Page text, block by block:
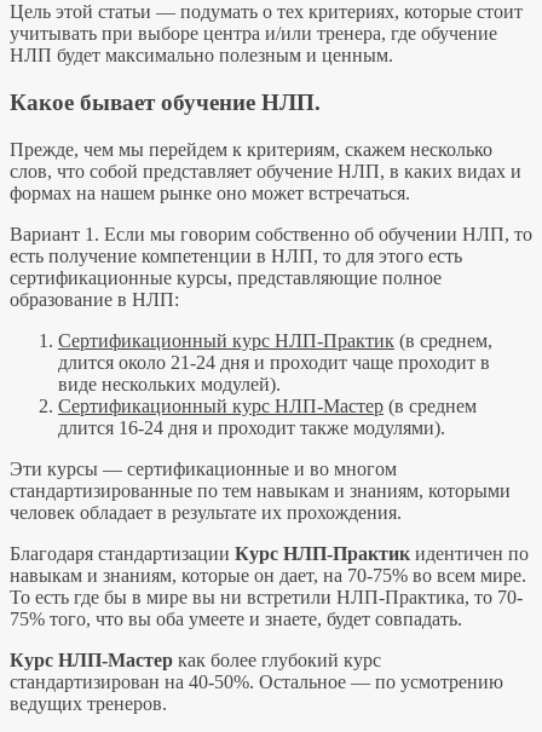
Цель этой статьи — подумать о тех критериях, которые стоит
учитывать при выборе центра и/или тренера, где обучение
НЛП будет максимально полезным и ценным.
Какое бывает обучение НЛП.
Прежде, чем мы перейдем к критериям, скажем несколько
слов, что собой представляет обучение НЛП, в каких видах и
формах на нашем рынке оно может встречаться.
Вариант 1. Если мы говорим собственно об обучении НЛП, то
есть получение компетенции в НЛП, то для этого есть
сертификационные курсы, представляющие полное
образование в НЛП:
Сертификационный курс НЛП-Практик (в среднем,
длится около 21-24 дня и проходит чаще проходит в
виде нескольких модулей).
Сертификационный курс НЛП-Мастер (в среднем
длится 16-24 дня и проходит также модулями).
Эти курсы — сертификационные и во многом
стандартизированные по тем навыкам и знаниям, которыми
человек обладает в результате их прохождения.
Благодаря стандартизации Курс НЛП-Практик идентичен по
навыкам и знаниям, которые он дает, на 70-75% во всем мире.
То есть где бы в мире вы ни встретили НЛП-Практика, то 70-
75% того, что вы оба умеете и знаете, будет совпадать.
Курс НЛП-Мастер как более глубокий курс
стандартизирован на 40-50%. Остальное — по усмотрению
ведущих тренеров.